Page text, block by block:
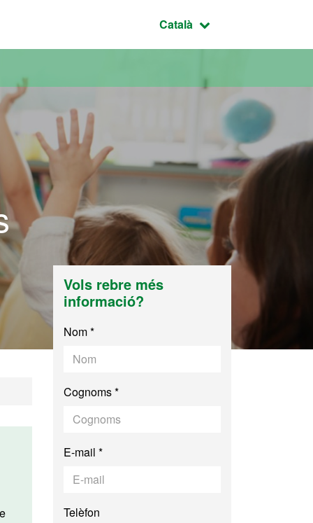
Idioma seleccionat:
Català
Vols rebre més
informació?
Nom *
Cognoms *
E-mail *
Telèfon